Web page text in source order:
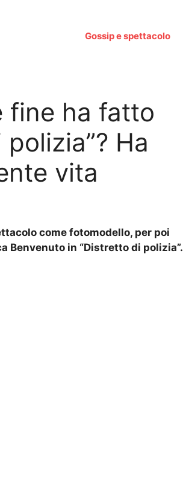
Gossip e spettacolo
fine ha fatto
Ha
vita
come fotomodello, per poi
Benvenuto in “Distretto di polizia”.